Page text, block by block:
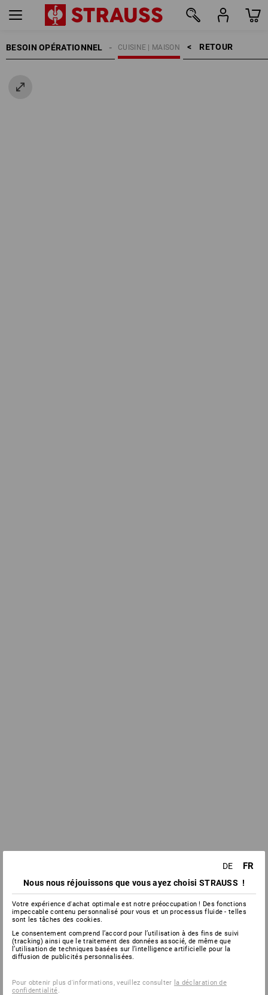
BESOIN OPÉRATIONNEL RETOUR    >
CUISINE | MAISON
DE FR
Nous nous réjouissons que vous ayez choisi STRAUSS !
Votre expérience d'achat optimale est notre préoccupation ! Des fonctions
impeccable contenu personnalisé pour vous et un processus fluide - telles
sont les tâches des cookies.
Le consentement comprend l’accord pour l’utilisation à des fins de suivi
(tracking) ainsi que le traitement des données associé, de même que
l’utilisation de techniques basées sur l’intelligence artificielle pour la
diffusion de publicités personnalisées.
Pour obtenir plus d'informations, veuillez consulter la déclaration de
confidentialité